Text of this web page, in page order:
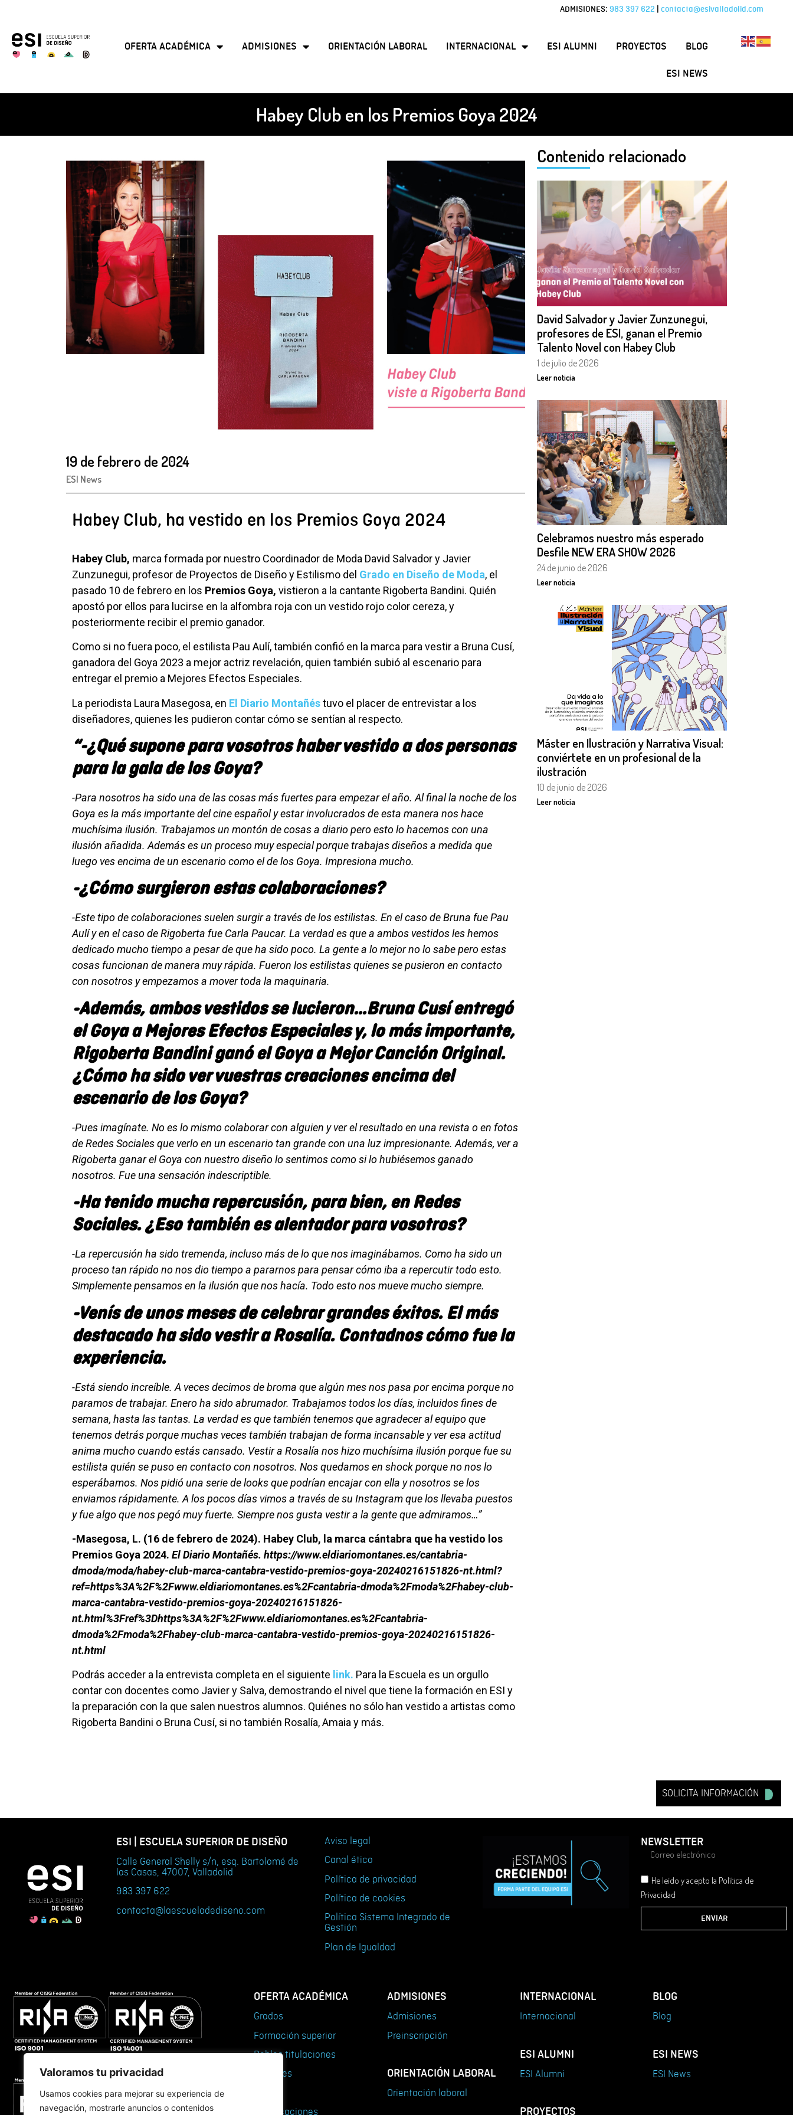
Valoramos tu privacidad
Usamos cookies para mejorar su experiencia de
navegación, mostrarle anuncios o contenidos
ADMISIONES: 983 397 622 contacta@esivalladolid.com
OFERTA ACADÉMICA ADMISIONES ORIENTACIÓN LABORAL INTERNACIONAL ESI ALUMNI PROYECTOS BLOG
ESI NEWS
Habey Club en los Premios Goya 2024
19 de febrero de 2024
ESI News
Habey Club, ha vestido en los Premios Goya 2024
Habey Club, marca formada por nuestro Coordinador de Moda David Salvador y Javier
Zunzunegui, profesor de Proyectos de Diseño y Estilismo del Grado en Diseño de Moda, el
pasado 10 de febrero en los Premios Goya, vistieron a la cantante Rigoberta Bandini. Quién
apostó por ellos para lucirse en la alfombra roja con un vestido rojo color cereza, y
posteriormente recibir el premio ganador.
Como si no fuera poco, el estilista Pau Aulí, también confió en la marca para vestir a Bruna Cusí,
ganadora del Goya 2023 a mejor actriz revelación, quien también subió al escenario para
entregar el premio a Mejores Efectos Especiales.
La periodista Laura Masegosa, en El Diario Montañéstuvo el placer de entrevistar a los
diseñadores, quienes les pudieron contar cómo se sentían al respecto.
“-¿Qué supone para vosotros haber vestido a dos personas
para la gala de los Goya?
-Para nosotros ha sido una de las cosas más fuertes para empezar el año. Al final la noche de los
Goya es la más importante del cine español y estar involucrados de esta manera nos hace
muchísima ilusión. Trabajamos un montón de cosas a diario pero esto lo hacemos con una
ilusión añadida. Además es un proceso muy especial porque trabajas diseños a medida que
luego ves encima de un escenario como el de los Goya. Impresiona mucho.
-¿Cómo surgieron estas colaboraciones?
-Este tipo de colaboraciones suelen surgir a través de los estilistas. En el caso de Bruna fue Pau
Aulí y en el caso de Rigoberta fue Carla Paucar. La verdad es que a ambos vestidos les hemos
dedicado mucho tiempo a pesar de que ha sido poco. La gente a lo mejor no lo sabe pero estas
cosas funcionan de manera muy rápida. Fueron los estilistas quienes se pusieron en contacto
con nosotros y empezamos a mover toda la maquinaria.
-Además, ambos vestidos se lucieron…Bruna Cusí entregó
el Goya a Mejores Efectos Especiales y, lo más importante,
Rigoberta Bandini ganó el Goya a Mejor Canción Original.
¿Cómo ha sido ver vuestras creaciones encima del
escenario de los Goya?
-Pues imagínate. No es lo mismo colaborar con alguien y ver el resultado en una revista o en fotos
de Redes Sociales que verlo en un escenario tan grande con una luz impresionante. Además, ver a
Rigoberta ganar el Goya con nuestro diseño lo sentimos como si lo hubiésemos ganado
nosotros. Fue una sensación indescriptible.
-Ha tenido mucha repercusión, para bien, en Redes
Sociales. ¿Eso también es alentador para vosotros?
-La repercusión ha sido tremenda, incluso más de lo que nos imaginábamos. Como ha sido un
proceso tan rápido no nos dio tiempo a pararnos para pensar cómo iba a repercutir todo esto.
Simplemente pensamos en la ilusión que nos hacía. Todo esto nos mueve mucho siempre.
-Venís de unos meses de celebrar grandes éxitos. El más
destacado ha sido vestir a Rosalía. Contadnos cómo fue la
experiencia.
-Está siendo increíble. A veces decimos de broma que algún mes nos pasa por encima porque no
paramos de trabajar. Enero ha sido abrumador. Trabajamos todos los días, incluidos fines de
semana, hasta las tantas. La verdad es que también tenemos que agradecer al equipo que
tenemos detrás porque muchas veces también trabajan de forma incansable y ver esa actitud
anima mucho cuando estás cansado. Vestir a Rosalía nos hizo muchísima ilusión porque fue su
estilista quién se puso en contacto con nosotros. Nos quedamos en shock porque no nos lo
esperábamos. Nos pidió una serie de looks que podrían encajar con ella y nosotros se los
enviamos rápidamente. A los pocos días vimos a través de su Instagram que los llevaba puestos
y fue algo que nos pegó muy fuerte. Siempre nos gusta vestir a la gente que admiramos…”
-Masegosa, L. (16 de febrero de 2024). Habey Club, la marca cántabra que ha vestido los
Premios Goya 2024. El Diario Montañés. https://www.eldiariomontanes.es/cantabria-
dmoda/moda/habey-club-marca-cantabra-vestido-premios-goya-20240216151826-nt.html?
ref=https%3A%2F%2Fwww.eldiariomontanes.es%2Fcantabria-dmoda%2Fmoda%2Fhabey-club-
marca-cantabra-vestido-premios-goya-20240216151826-
nt.html%3Fref%3Dhttps%3A%2F%2Fwww.eldiariomontanes.es%2Fcantabria-
dmoda%2Fmoda%2Fhabey-club-marca-cantabra-vestido-premios-goya-20240216151826-
nt.html
Podrás acceder a la entrevista completa en el siguiente link. Para la Escuela es un orgullo
contar con docentes como Javier y Salva, demostrando el nivel que tiene la formación en ESI y
la preparación con la que salen nuestros alumnos. Quiénes no sólo han vestido a artistas como
Rigoberta Bandini o Bruna Cusí, si no también Rosalía, Amaia y más.
Contenido relacionado
David Salvador y Javier Zunzunegui,
profesores de ESI, ganan el Premio
Talento Novel con Habey Club
1 de julio de 2026
Leer noticia
Celebramos nuestro más esperado
Desfile NEW ERA SHOW 2026
24 de junio de 2026
Leer noticia
Máster en Ilustración y Narrativa Visual:
conviértete en un profesional de la
ilustración
10 de junio de 2026
Leer noticia
SOLICITA INFORMACIÓN
ESI | ESCUELA SUPERIOR DE DISEÑO
Calle General Shelly s/n, esq. Bartolomé de
las Casas, 47007, Valladolid
983 397 622
contacta@laescueladediseno.com
Aviso legal
Canal ético
Política de privacidad
Política de cookies
Política Sistema Integrado de
Gestión
Plan de Igualdad
NEWSLETTER
He leído y acepto la Política de
Privacidad
ENVIAR
OFERTA ACADÉMICA
Grados
Formación superior
Dobles titulaciones
Másteres
Certificaciones
ADMISIONES
Admisiones
Preinscripción
ORIENTACIÓN LABORAL
Orientación laboral
INTERNACIONAL
Internacional
ESI ALUMNI
ESI Alumni
PROYECTOS
BLOG
Blog
ESI NEWS
ESI News